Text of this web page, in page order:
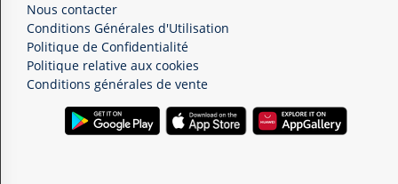
Nous contacter
Conditions Générales d'Utilisation
Politique de Confidentialité
Politique relative aux cookies
Conditions générales de vente